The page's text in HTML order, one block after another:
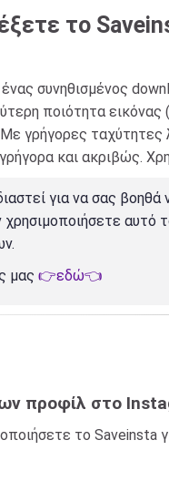
το
συνηθισμένος
ποιότητα
γρήγορες ταχύτητες
και ακριβώς.
για να σας
αυτό
μας 👉εδώ👈
προφίλ στο
το Saveinsta